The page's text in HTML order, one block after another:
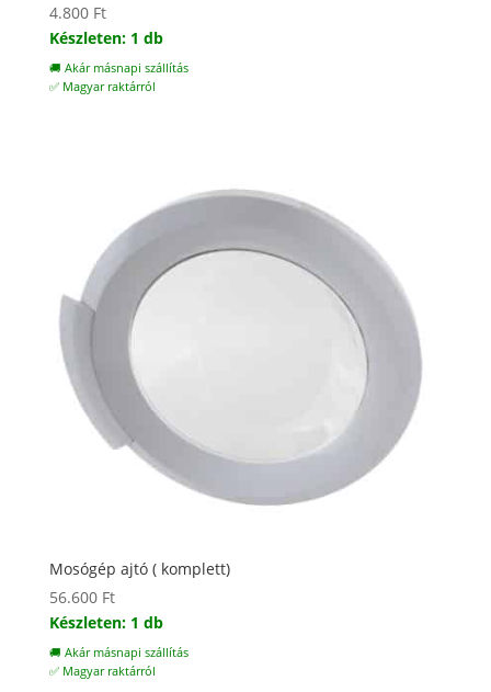
4.800 Ft
Készleten: 1 db
🚚 Akár másnapi szállítás
✅ Magyar raktárról
Mosógép ajtó ( komplett)
56.600 Ft
Készleten: 1 db
🚚 Akár másnapi szállítás
✅ Magyar raktárról